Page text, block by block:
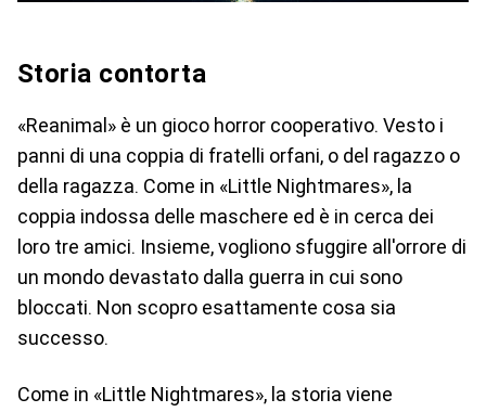
Storia contorta
«Reanimal» è un gioco horror cooperativo. Vesto i
panni di una coppia di fratelli orfani, o del ragazzo o
della ragazza. Come in «Little Nightmares», la
coppia indossa delle maschere ed è in cerca dei
loro tre amici. Insieme, vogliono sfuggire all'orrore di
un mondo devastato dalla guerra in cui sono
bloccati. Non scopro esattamente cosa sia
successo.
Come in «Little Nightmares», la storia viene